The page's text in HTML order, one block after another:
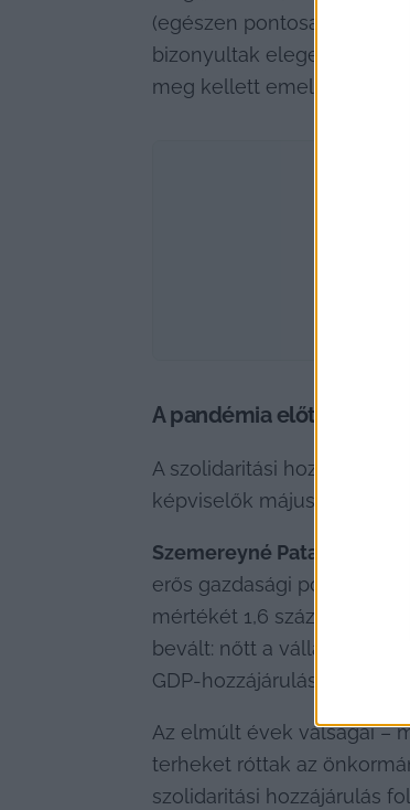
(egészen pontosan: 7 642
bizonyultak elegendőnek.
meg kellett emelni az
A pandémia előtti szinten
A szolidaritási
képviselők május 12-én,
Szemereyné Pataki Klaudia
erős gazdasági pozícióját.
mértékét 1,6 százalékra,
bevált: nőtt a
GDP-hozzájárulása
Az elmúlt évek válságai –
terheket róttak az
szolidaritási hozzájárulás